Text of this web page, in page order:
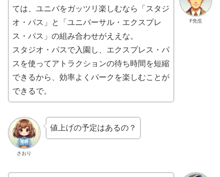
F先生
ては、ユニバをガッツリ楽しむなら「スタジ
オ・パス」と「ユニバーサル・エクスプレ
ス・パス」の組み合わせがええな。
スタジオ・パスで入園し、エクスプレス・パ
スを使ってアトラクションの待ち時間を短縮
できるから、効率よくパークを楽しむことが
できるで。
さおり
値上げの予定はあるの？